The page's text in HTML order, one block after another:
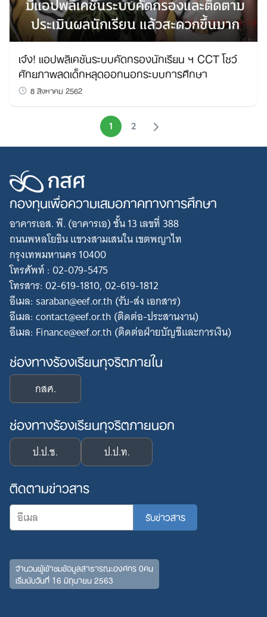
เจ๋ง! แอปพลิเคชันระบบคัดกรองนักเรียน ฯ CCT โชว์
ศักยภาพลดเด็กหลุดออกนอกระบบการศึกษา
8 สิงหาคม 2562
1 2
กองทุนเพื่อความเสมอภาคทางการศึกษา
อาคารเอส. พี. (อาคารเอ) ชั้น 13 เลขที่ 388
ถนนพหลโยธิน แขวงสามเสนใน เขตพญาไท
กรุงเทพมหานคร 10400
โทรศัพท์ : 02-079-5475
โทรสาร: 02-619-1810, 02-619-1812
อีเมล: saraban@eef.or.th (รับ-ส่ง เอกสาร)
อีเมล: contact@eef.or.th (ติดต่อ-ประสานงาน)
อีเมล: Finance@eef.or.th (ติดต่อฝ่ายบัญชีและการเงิน)
ช่องทางร้องเรียนทุจริตภายใน
กสศ.
ช่องทางร้องเรียนทุจริตภายนอก
ป.ป.ช. ป.ป.ท.
ติดตามข่าวสาร
จำนวนผู้เข้าชมข้อมูลสาธารณะองค์กร 0คน
เริ่มนับวันที่ 16 มิถุนายน 2563